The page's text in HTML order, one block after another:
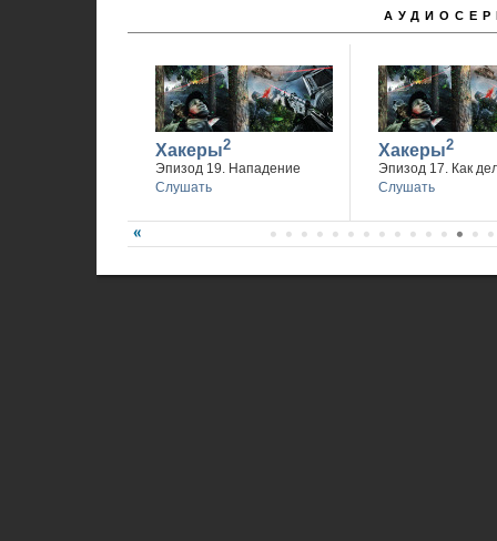
Хакеры2
Эпизод 19. Нападение
Слушать
Хакеры2
Эпизод 17. Как
Слушать